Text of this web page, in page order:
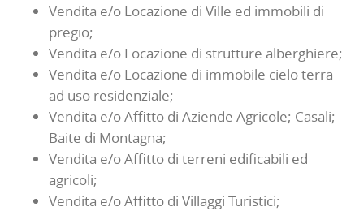
Vendita e/o Locazione di Ville ed immobili di
pregio;
Vendita e/o Locazione di strutture alberghiere;
Vendita e/o Locazione di immobile cielo terra
ad uso residenziale;
Vendita e/o Affitto di Aziende Agricole; Casali;
Baite di Montagna;
Vendita e/o Affitto di terreni edificabili ed
agricoli;
Vendita e/o Affitto di Villaggi Turistici;